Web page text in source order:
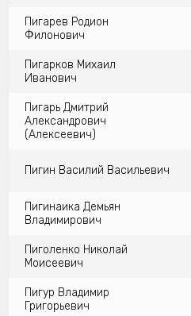
Пигарев Родион
Филонович
Пигарков Михаил
Иванович
Пигарь Дмитрий
Александрович
(Алексеевич)
Пигин Василий Васильевич
Пигинаика Демьян
Владимирович
Пиголенко Николай
Моисеевич
Пигур Владимир
Григорьевич